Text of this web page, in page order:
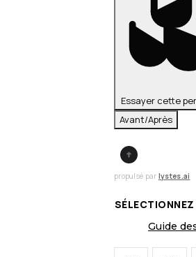
Essayer cette
Avant/Après
propulsé par lystes.ai
Guide